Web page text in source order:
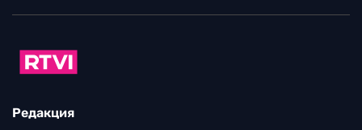
Редакция